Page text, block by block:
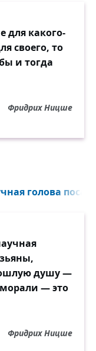
для какого-
своего, то
и тогда
Фридрих Ницше
голова
душу —
— это
Фридрих Ницше